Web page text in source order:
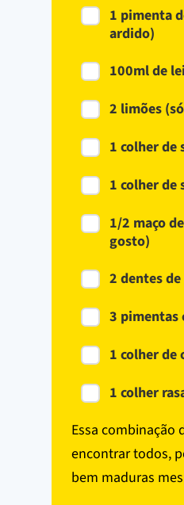
1 pimenta
ardido)
100ml de
2 limões
1 colher de
1 colher de
1/2 maço
gosto)
2 dentes
3 pimentas
1 colher de
1 colher
Essa combinação
encontrar todos,
bem maduras